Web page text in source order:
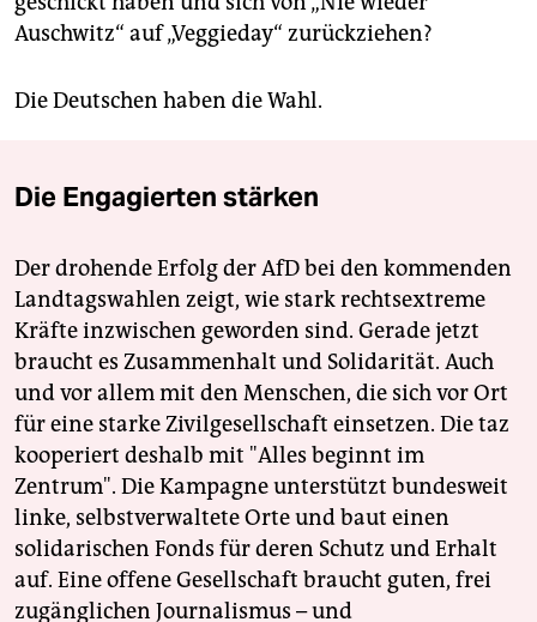
Auschwitz“ auf „Veggieday“ zurückziehen?
Die Deutschen haben die Wahl.
Die Engagierten stärken
Der drohende Erfolg der AfD bei den kommenden
Landtagswahlen zeigt, wie stark rechtsextreme
Kräfte inzwischen geworden sind. Gerade jetzt
braucht es Zusammenhalt und Solidarität. Auch
und vor allem mit den Menschen, die sich vor Ort
für eine starke Zivilgesellschaft einsetzen. Die taz
kooperiert deshalb mit "Alles beginnt im
Zentrum". Die Kampagne unterstützt bundesweit
linke, selbstverwaltete Orte und baut einen
solidarischen Fonds für deren Schutz und Erhalt
auf. Eine offene Gesellschaft braucht guten, frei
zugänglichen Journalismus – und